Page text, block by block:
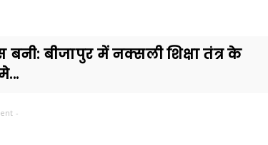
बीजापुर में नक्सली शिक्षा तंत्र के
-